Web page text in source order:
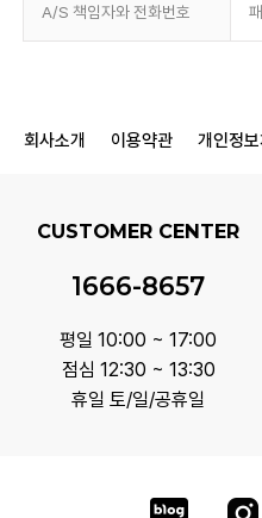
A/S 책임자와 전화번호
회사소개 이용약관 개인정
CUSTOMER CENTER
1666-8657
평일 10:00 ~ 17:00
점심 12:30 ~ 13:30
휴일 토/일/공휴일